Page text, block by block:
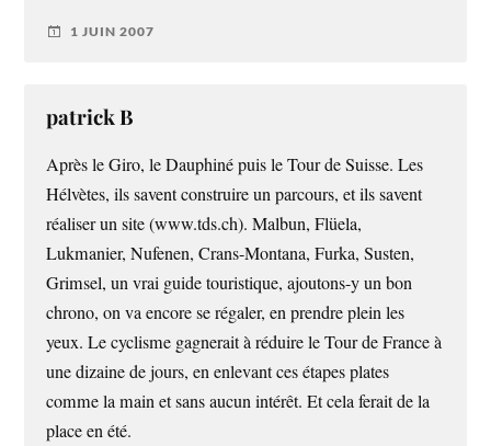
1 JUIN 2007
patrick B
Après le Giro, le Dauphiné puis le Tour de Suisse. Les
Hélvètes, ils savent construire un parcours, et ils savent
réaliser un site (www.tds.ch). Malbun, Flüela,
Lukmanier, Nufenen, Crans-Montana, Furka, Susten,
Grimsel, un vrai guide touristique, ajoutons-y un bon
chrono, on va encore se régaler, en prendre plein les
yeux. Le cyclisme gagnerait à réduire le Tour de France à
une dizaine de jours, en enlevant ces étapes plates
comme la main et sans aucun intérêt. Et cela ferait de la
place en été.